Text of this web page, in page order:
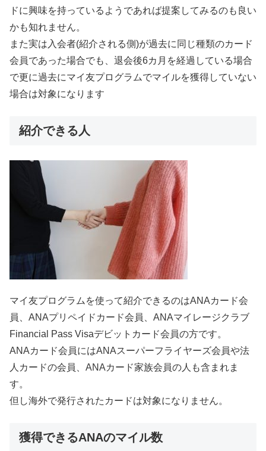
ドに興味を持っているようであれば提案してみるのも良い
かも知れません。
また実は入会者(紹介される側)が過去に同じ種類のカード
会員であった場合でも、退会後6カ月を経過している場合
で更に過去にマイ友プログラムでマイルを獲得していない
場合は対象になります
紹介できる人
マイ友プログラムを使って紹介できるのはANAカード会
員、ANAプリペイドカード会員、ANAマイレージクラブ
Financial Pass Visaデビットカード会員の方です。
ANAカード会員にはANAスーパーフライヤーズ会員や法
人カードの会員、ANAカード家族会員の人も含まれま
す。
但し海外で発行されたカードは対象になりません。
獲得できるANAのマイル数